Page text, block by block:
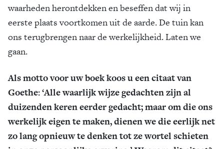
waarheden herontdekken en beseffen dat wij in
eerste plaats voortkomen uit de aarde. De tuin kan
ons terugbrengen naar de werkelijkheid. Laten we
gaan.
Als motto voor uw boek koos u een citaat van
Goethe: ‘Alle waarlijk wijze gedachten zijn al
duizenden keren eerder gedacht; maar om die ons
werkelijk eigen te maken, dienen we die eerlijk net
zo lang opnieuw te denken tot ze wortel schieten